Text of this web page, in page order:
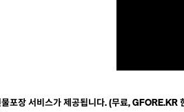
포장 서비스가 제공됩니다. (무료, GFORE.KR